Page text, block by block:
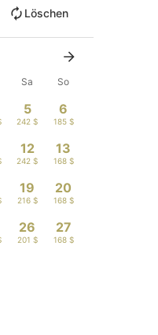
Löschen
Sa So
5
242 $
6
185 $
12
242 $
13
168 $
19
216 $
20
168 $
26
201 $
27
168 $